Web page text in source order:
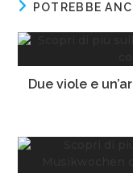
POTREBBE
Due viole e